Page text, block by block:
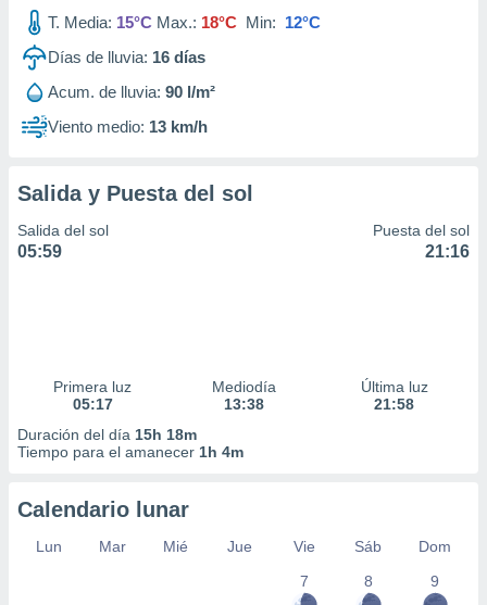
T. Media: 15°C Max.: 18°C Min: 12°C
Días de lluvia: 16 días
Acum. de lluvia: 90 l/m²
Viento medio: 13 km/h
Salida y Puesta del sol
Salida del sol
05:59
Puesta del sol
21:16
Primera luz
05:17
Mediodía
13:38
Última luz
21:58
Duración del día 15h 18m
Tiempo para el amanecer 1h 4m
Calendario lunar
Lun Mar Mié Jue Vie Sáb
Dom
7
8 9